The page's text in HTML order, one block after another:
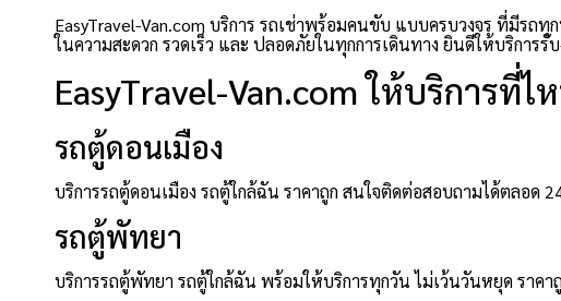
EasyTravel-Van.com บริการ รถเช่าพร้อมคนขับ แบบครบวงจร ที่มีรถ
ในความสะดวก รวดเร็ว และ ปลอดภัยในทุกการเดินทาง ยินดีให้บริการ
EasyTravel-Van.com ให้บริการที่ไ
รถตู้ดอนเมือง
บริการรถตู้ดอนเมือง รถตู้ใกล้ฉัน ราคาถูก สนใจติดต่อสอบถามได้ตลอด
รถตู้พัทยา
บริการรถตู้พัทยา รถตู้ใกล้ฉัน พร้อมให้บริการทุกวัน ไม่เว้นวันหยุด ราคา